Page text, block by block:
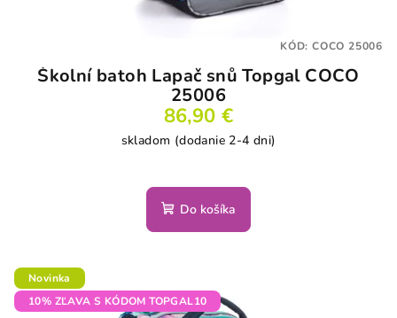
Školní batoh Lapač snů Topgal COCO
25006
86,90 €
skladom (dodanie 2-4 dni)
Do košíka
KÓD: COCO 25006
Novinka
10% ZĽAVA S KÓDOM TOPGAL10